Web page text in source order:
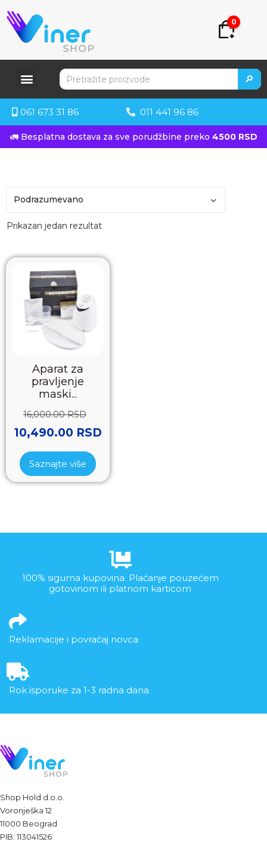
0
🔎
061 673 31 86 011 441 96 86
🚛 Besplatna dostava za sve porudžbine preko 4500 RSD
Prikazan jedan rezultat
Aparat za
pravljenje
maski...
16,000.00RSD
10,490.00 RSD
Saznajte više
100% sigurna kupovina. Plaćanje pouzećem
gotovinom ili platnom karticom
Reklamacije i povraćaj novca
Rok isporuke za 1-3 radna dana
Shop Hold d.o.o.
Voronješka 12
11000 Beograd
PIB: 113041526